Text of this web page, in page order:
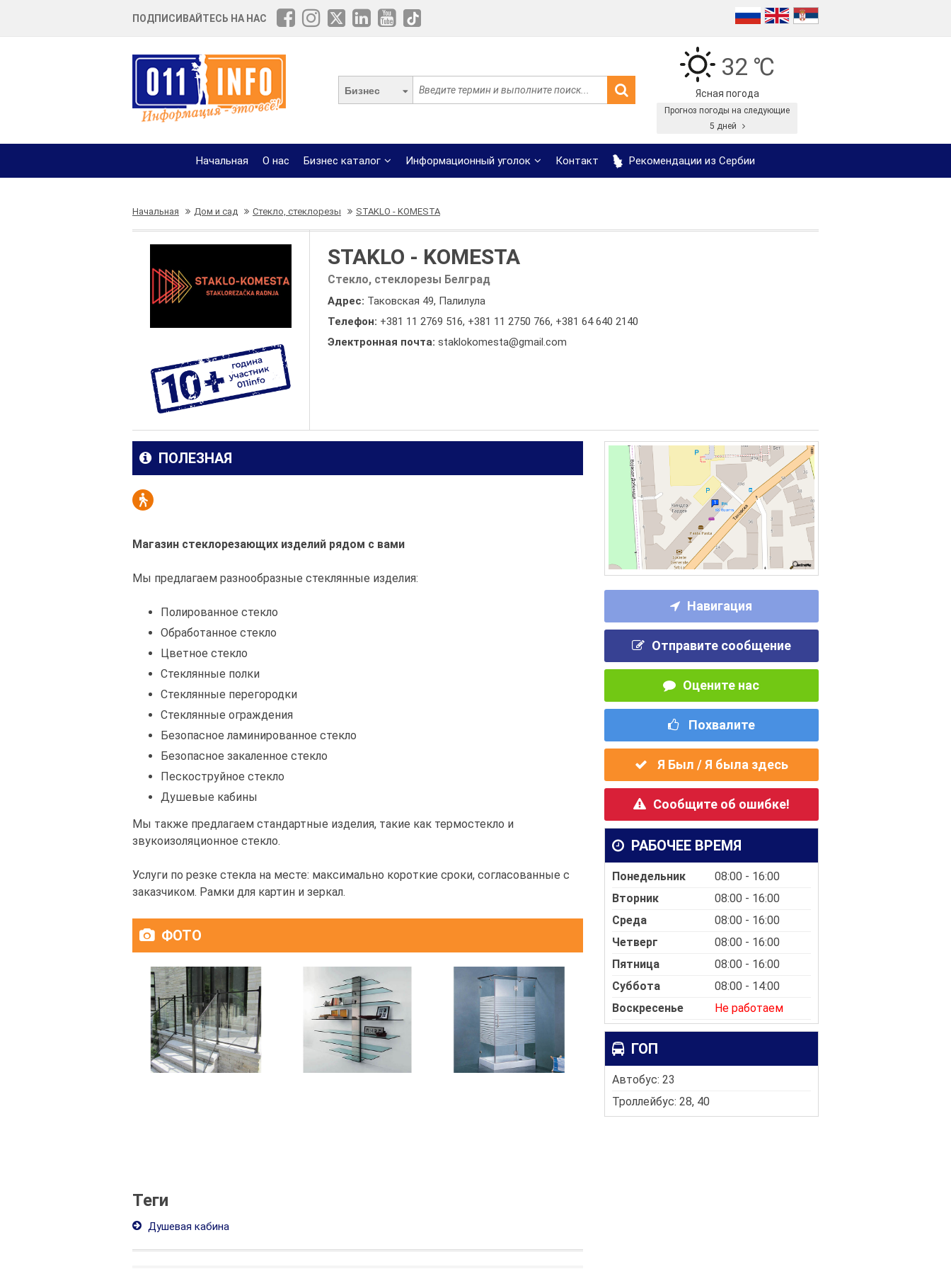
ПОДПИСИВАЙТЕСЬ НА НАС
Бизнес
32 ℃
Ясная погода
Прогноз погоды на следующие
5 дней
Начальная О нас Бизнес каталог Информационный уголок Контакт Рекомендации из Сербии
Начальная Дом и сад Стекло, стеклорезы STAKLO - KOMESTA
STAKLO - KOMESTA
Стекло, стеклорезы Белград
Адрес: Таковская 49, Палилула
Телефон: +381 11 2769 516, +381 11 2750 766, +381 64 640 2140
Электронная почта: staklokomesta@gmail.com
Навигация
Отправите сообщение
Оцените нас
Похвалите
Я Был / Я была здесь
Сообщите об ошибке!
РАБОЧЕЕ ВРЕМЯ
Понедельник
08:00 - 16:00
Вторник
08:00 - 16:00
Среда
08:00 - 16:00
Четверг
08:00 - 16:00
Пятница
08:00 - 16:00
Суббота
08:00 - 14:00
Воскресенье
Не работаем
ГОП
Автобус: 23
Троллейбус: 28, 40
ПОЛЕЗНАЯ
Магазин стеклорезающих изделий рядом с вами
Мы предлагаем разнообразные стеклянные изделия:
Полированное стекло
Обработанное стекло
Цветное стекло
Стеклянные полки
Стеклянные перегородки
Стеклянные ограждения
Безопасное ламинированное стекло
Безопасное закаленное стекло
Пескоструйное стекло
Душевые кабины
Мы также предлагаем стандартные изделия, такие как термостекло и
звукоизоляционное стекло.
Услуги по резке стекла на месте: максимально короткие сроки, согласованные с
заказчиком. Рамки для картин и зеркал.
ФОТО
Теги
Душевая кабина